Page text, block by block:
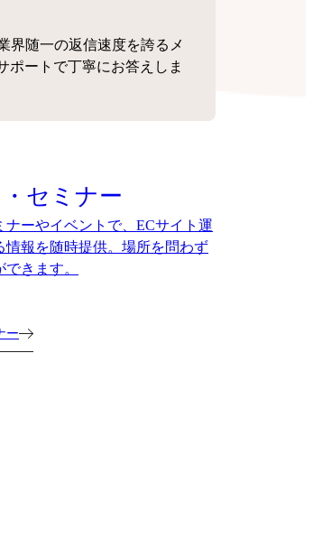
界随一の返信速度を誇るメ
ポートで丁寧にお答えしま
セミナー
ナーやイベントで、ECサイト運
情報を随時提供。場所を問わず
きます。
ー